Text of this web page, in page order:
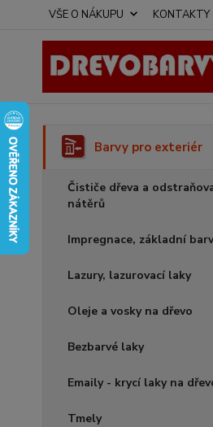
VŠE O NÁKUPU KONTAKTY
Barvy pro exteriér
Čističe dřeva a
nátěrů
Impregnace, základní
Lazury, lazurovací laky
Oleje a vosky na dřevo
Bezbarvé laky
Emaily - krycí laky na
Tmely